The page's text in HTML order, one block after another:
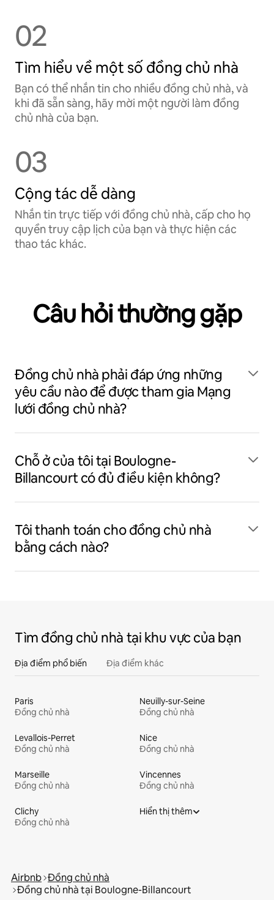
02
Tìm hiểu về một số đồng chủ nhà
Bạn có thể nhắn tin cho nhiều đồng chủ nhà, và
khi đã sẵn sàng, hãy mời một người làm đồng
chủ nhà của bạn.
03
Cộng tác dễ dàng
Nhắn tin trực tiếp với đồng chủ nhà, cấp cho họ
quyền truy cập lịch của bạn và thực hiện các
thao tác khác.
Câu hỏi thường gặp
Đồng chủ nhà phải đáp ứng những
yêu cầu nào để được tham gia Mạng
lưới đồng chủ nhà?
Chỗ ở của tôi tại Boulogne-
Billancourt có đủ điều kiện không?
Tôi thanh toán cho đồng chủ nhà
bằng cách nào?
Tìm đồng chủ nhà tại khu vực của bạn
Địa điểm phổ biến Địa điểm khác
Paris
Đồng chủ nhà
Neuilly-sur-Seine
Đồng chủ nhà
Levallois-Perret
Đồng chủ nhà
Nice
Đồng chủ nhà
Marseille
Đồng chủ nhà
Vincennes
Đồng chủ nhà
Clichy
Đồng chủ nhà
Hiển thị thêm
Airbnb Đồng chủ nhà
Đồng chủ nhà tại Boulogne-Billancourt